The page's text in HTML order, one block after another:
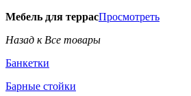
Мебель для террасПросмотреть
Назад к Все товары
Банкетки
Барные стойки